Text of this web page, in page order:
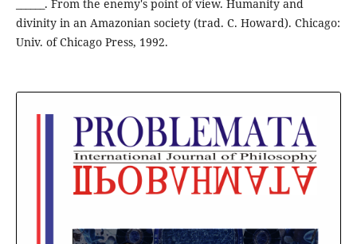
______. From the enemy's point of view. Humanity and
divinity in an Amazonian society (trad. C. Howard). Chicago:
Univ. of Chicago Press, 1992.